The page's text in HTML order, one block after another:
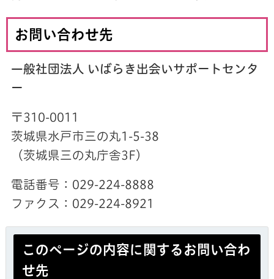
お問い合わせ先
一般社団法人 いばらき出会いサポートセンタ
ー
〒310-0011
茨城県水戸市三の丸1-5-38
（茨城県三の丸庁舎3F）
電話番号：029-224-8888
ファクス：029-224-8921
このページの内容に関するお問い合わ
せ先